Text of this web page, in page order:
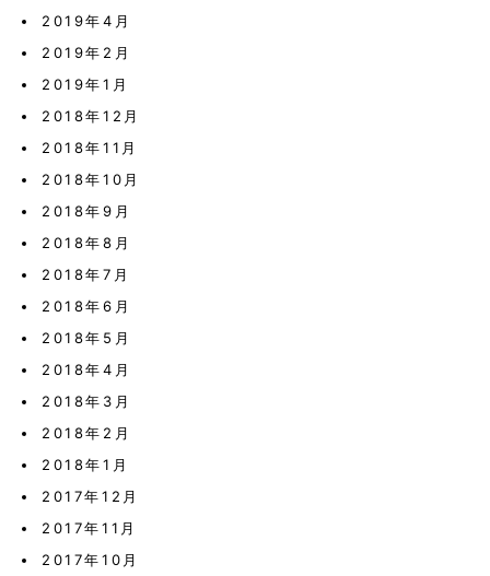
2019年4月
2019年2月
2019年1月
2018年12月
2018年11月
2018年10月
2018年9月
2018年8月
2018年7月
2018年6月
2018年5月
2018年4月
2018年3月
2018年2月
2018年1月
2017年12月
2017年11月
2017年10月